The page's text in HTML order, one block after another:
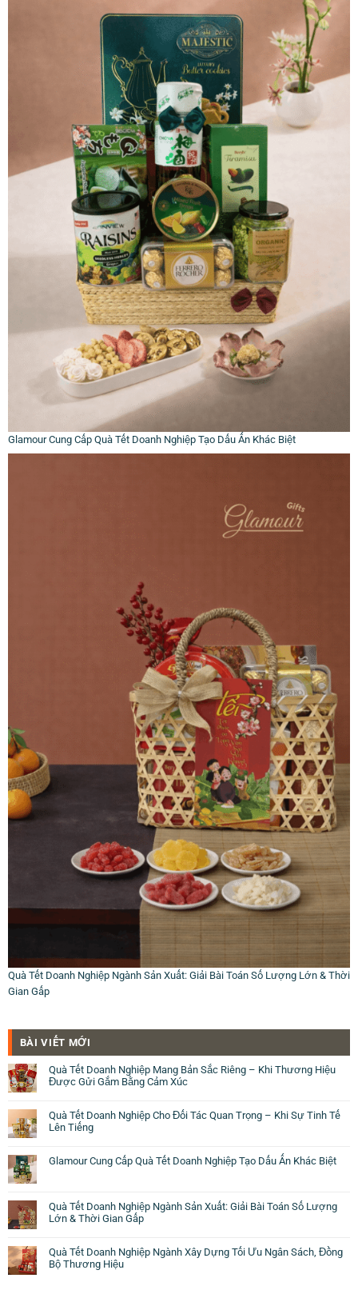
Glamour Cung Cấp Quà Tết Doanh Nghiệp Tạo Dấu Ấn Khác Biệt
Quà Tết Doanh Nghiệp Ngành Sản Xuất: Giải Bài Toán Số Lượng Lớn & Thời
Gian Gấp
BÀI VIẾT MỚI
Quà Tết Doanh Nghiệp Mang Bản Sắc Riêng – Khi Thương Hiệu
Được Gửi Gắm Bằng Cảm Xúc
Quà Tết Doanh Nghiệp Cho Đối Tác Quan Trọng – Khi Sự Tinh Tế
Lên Tiếng
Glamour Cung Cấp Quà Tết Doanh Nghiệp Tạo Dấu Ấn Khác Biệt
Quà Tết Doanh Nghiệp Ngành Sản Xuất: Giải Bài Toán Số Lượng
Lớn & Thời Gian Gấp
Quà Tết Doanh Nghiệp Ngành Xây Dựng Tối Ưu Ngân Sách, Đồng
Bộ Thương Hiệu